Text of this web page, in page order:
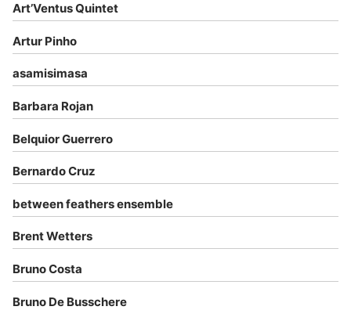
Art’Ventus Quintet
Artur Pinho
asamisimasa
Barbara Rojan
Belquior Guerrero
Bernardo Cruz
between feathers ensemble
Brent Wetters
Bruno Costa
Bruno De Busschere